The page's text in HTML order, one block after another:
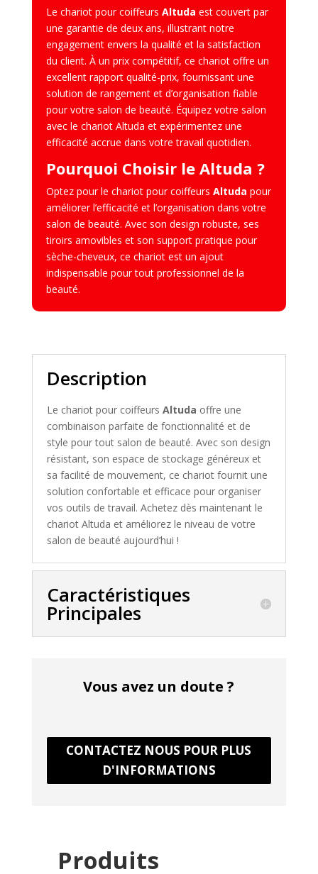
Le chariot pour coiffeurs Altuda est couvert par
une garantie de deux ans, illustrant notre
engagement envers la qualité et la satisfaction
du client. À un prix compétitif, ce chariot offre un
excellent rapport qualité-prix, fournissant une
solution de rangement et d’organisation fiable
pour votre salon de beauté. Équipez votre salon
avec le chariot Altuda et expérimentez une
efficacité accrue dans votre travail quotidien.
Pourquoi Choisir le Altuda ?
Optez pour le chariot pour coiffeurs Altuda pour
améliorer l’efficacité et l’organisation dans votre
salon de beauté. Avec son design robuste, ses
tiroirs amovibles et son support pratique pour
sèche-cheveux, ce chariot est un ajout
indispensable pour tout professionnel de la
beauté.
Description
Le chariot pour coiffeurs Altuda offre une
combinaison parfaite de fonctionnalité et de
style pour tout salon de beauté. Avec son design
résistant, son espace de stockage généreux et
sa facilité de mouvement, ce chariot fournit une
solution confortable et efficace pour organiser
vos outils de travail. Achetez dès maintenant le
chariot Altuda et améliorez le niveau de votre
salon de beauté aujourd’hui !
Caractéristiques
Principales
Vous avez un doute ?
CONTACTEZ NOUS POUR PLUS
D'INFORMATIONS
Produits